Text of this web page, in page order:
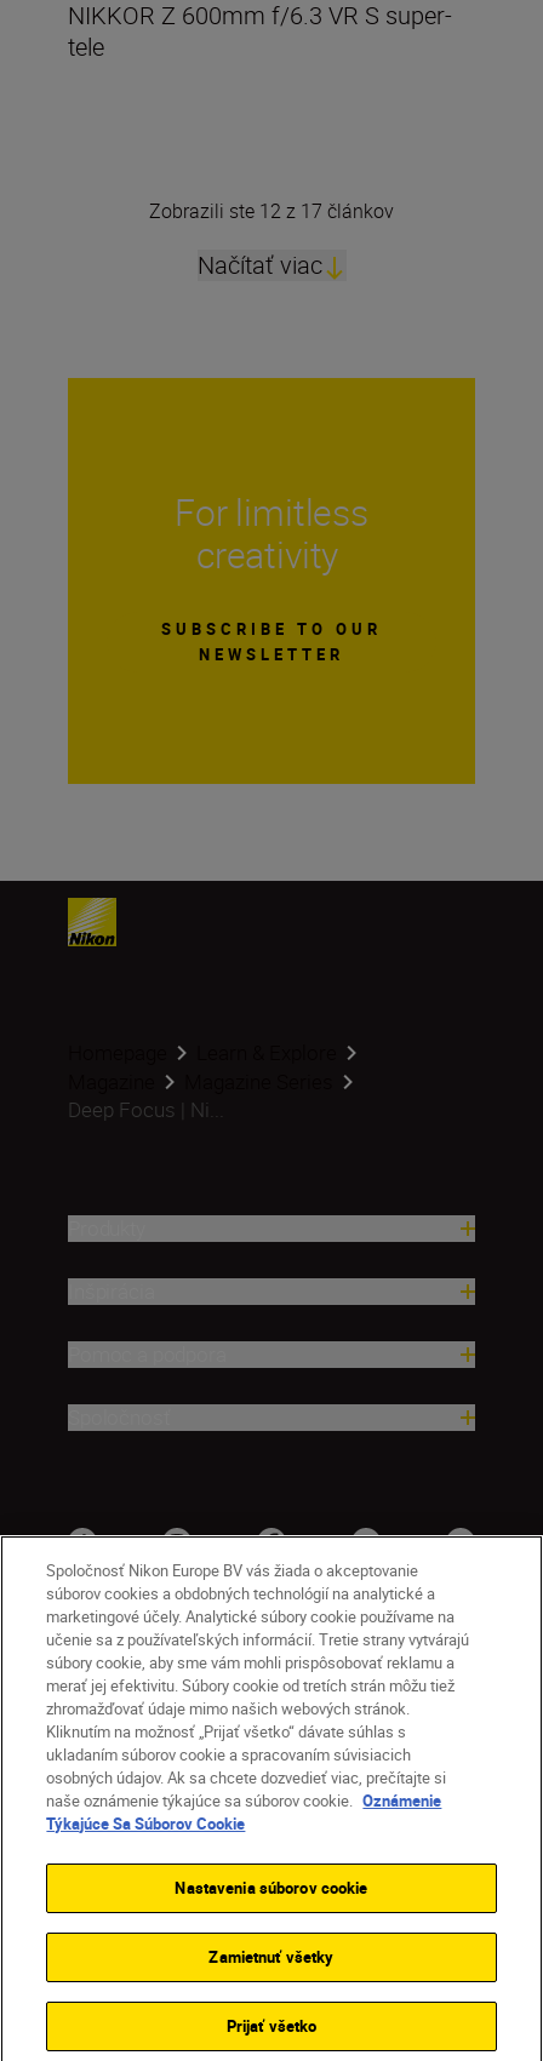
NIKKOR Z 600mm f/6.3 VR S super-
tele
Zobrazili ste 12 z 17 článkov
Načítať viac
For limitless
creativity
SUBSCRIBE TO OUR
NEWSLETTER
Deep Focus | Ni...
SK Nikon Sites
Kontakt
Oznámenie o ochrane osobných údajov
Podmienky používania
Nikon Store – zmluvné podmienky
Oznámenie týkajúce sa súborov cookie
Nastavenia súborov cookie
Spoločnosť Nikon Europe BV vás žiada o akceptovanie
súborov cookies a obdobných technológií na analytické a
marketingové účely. Analytické súbory cookie používame na
učenie sa z používateľských informácií. Tretie strany vytvárajú
súbory cookie, aby sme vám mohli prispôsobovať reklamu a
merať jej efektivitu. Súbory cookie od tretích strán môžu tiež
zhromažďovať údaje mimo našich webových stránok.
Kliknutím na možnosť „Prijať všetko“ dávate súhlas s
ukladaním súborov cookie a spracovaním súvisiacich
osobných údajov. Ak sa chcete dozvedieť viac, prečítajte si
naše oznámenie týkajúce sa súborov cookie. Oznámenie
Týkajúce Sa Súborov Cookie
Nastavenia súborov cookie
Zamietnuť všetky
Prijať všetko